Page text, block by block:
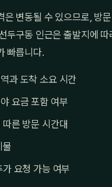
변동될 수 있으므로, 방
두구동 인근은 출발지에
빠릅니다.
과 도착 소요 시간
요금 포함 여부
른 방문 시간대
물
요청 가능 여부